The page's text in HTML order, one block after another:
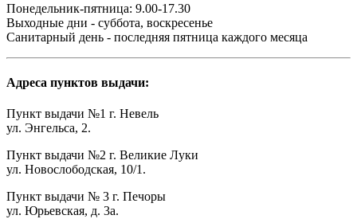
Понедельник-пятница: 9.00-17.30
Выходные дни - суббота, воскресенье
Санитарный день - последняя пятница каждого месяца
Адреса пунктов выдачи:
Пункт выдачи №1 г. Невель
ул. Энгельса, 2.
Пункт выдачи №2 г. Великие Луки
ул. Новослободская, 10/1.
Пункт выдачи № 3 г. Печоры
ул. Юрьевская, д. 3а.